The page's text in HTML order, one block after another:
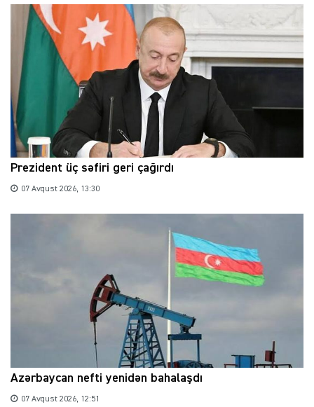
Prezident üç səfiri geri çağırdı
07 Avqust 2026, 13:30
Azərbaycan nefti yenidən bahalaşdı
07 Avqust 2026, 12:51